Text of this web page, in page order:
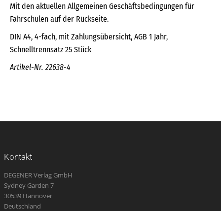
Mit den aktuellen Allgemeinen Geschäftsbedingungen für
Fahrschulen auf der Rückseite.
DIN A4, 4-fach, mit Zahlungsübersicht, AGB 1 Jahr,
Schnelltrennsatz 25 Stück
Artikel-Nr. 22638-4
Kontakt
DEGENER Verlag GmbH
Sydney Garden 7
30539 Hannover
Deutschland